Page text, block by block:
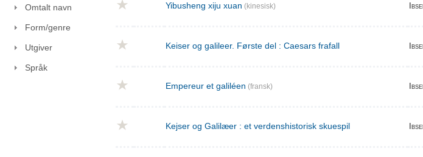
Omtalt navn
Form/genre
Utgiver
Språk
Yibusheng xiju xuan (kinesisk)
Keiser og galileer. Første del : Caesars frafall
Empereur et galiléen (fransk)
Kejser og Galilæer : et verdenshistorisk skuespil